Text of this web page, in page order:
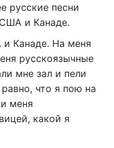
русские песни
и Канаде.
Канаде. На меня
русскоязычные
мне зал и пели
что я пою на
меня
какой я